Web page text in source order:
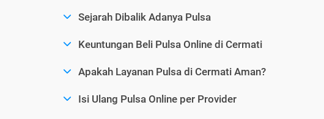
Sejarah Dibalik Adanya Pulsa
Keuntungan Beli Pulsa Online di Cermati
Apakah Layanan Pulsa di Cermati Aman?
Isi Ulang Pulsa Online per Provider